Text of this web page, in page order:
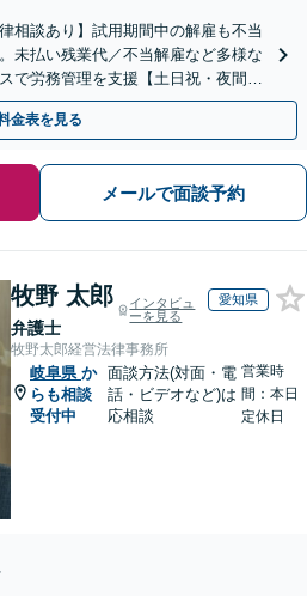
相談あり】試用期間中の解雇も不当
未払い残業代／不当解雇など多様な
で労務管理を支援【土日祝・夜間対
個室】
金表を見る
メールで面談予約
牧野 太郎
弁護士
インタビュ
ーを見る
愛知県
牧野太郎経営法律事務所
岐阜県 か
らも相談
受付中
面談方法(対面・電
話・ビデオなど)は
応相談
営業時
間：本日
定休日